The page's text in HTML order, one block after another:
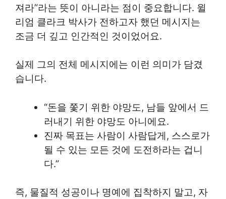
져라”라는 뜻이 아니라는 점이 중요합니다. 윌
리엄 클라크 박사가 전하고자 했던 메시지는
조금 더 깊고 인간적인 것이었어요.
실제 그의 전체 메시지에는 이런 의미가 담겼
습니다.
“돈을 쫓기 위한 야망도, 남들 앞에서 드
러내기 위한 야망도 아니에요.
진짜 목표는 사람이 사람답게, 스스로가
될 수 있는 모든 것에 도전하라는 겁니
다.”
즉, 물질적 성공이나 명예에 집착하지 말고, 자